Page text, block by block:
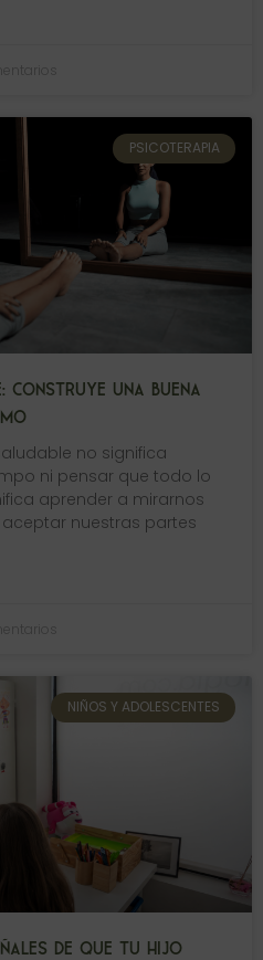
PSICOTERAPIA
CONSTRUYE UNA BUENA
no significa
ni pensar que todo lo
aprender a mirarnos
nuestras partes
NIÑOS Y ADOLESCENTES
DE QUE TU HIJO